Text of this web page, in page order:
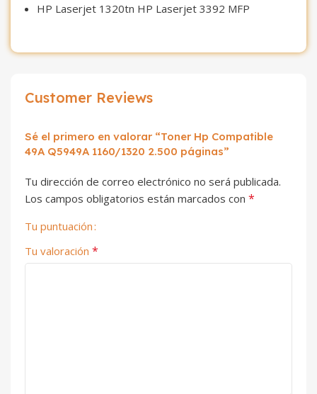
HP Laserjet 1320tn HP Laserjet 3392 MFP
Customer Reviews
Sé el primero en valorar “Toner Hp Compatible
49A Q5949A 1160/1320 2.500 páginas”
Tu dirección de correo electrónico no será publicada.
Los campos obligatorios están marcados con *
Tu puntuación
Tu valoración *